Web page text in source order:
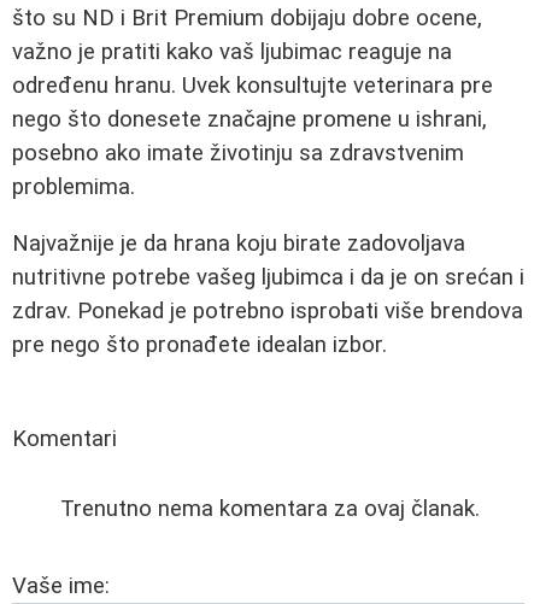
što su ND i Brit Premium dobijaju dobre ocene,
važno je pratiti kako vaš ljubimac reaguje na
određenu hranu. Uvek konsultujte veterinara pre
nego što donesete značajne promene u ishrani,
posebno ako imate životinju sa zdravstvenim
problemima.
Najvažnije je da hrana koju birate zadovoljava
nutritivne potrebe vašeg ljubimca i da je on srećan i
zdrav. Ponekad je potrebno isprobati više brendova
pre nego što pronađete idealan izbor.
Komentari
Trenutno nema komentara za ovaj članak.
Vaše ime: